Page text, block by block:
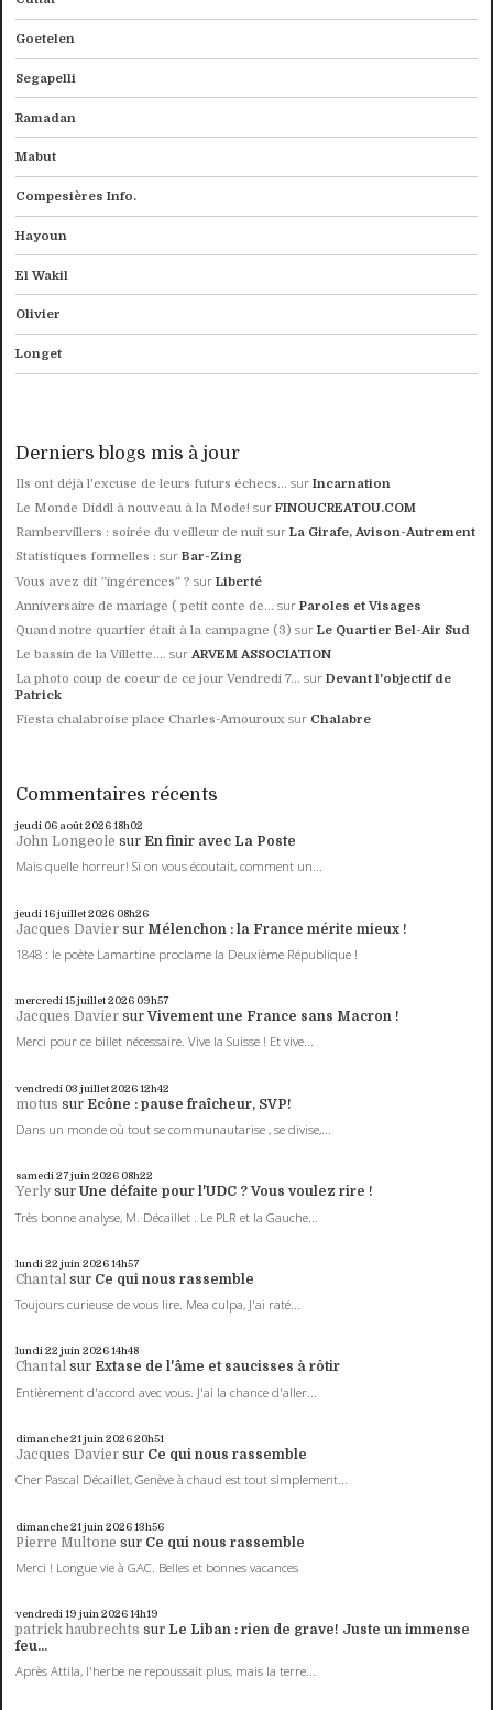
Goetelen
Segapelli
Ramadan
Mabut
Compesières Info.
Hayoun
El Wakil
Olivier
Longet
Derniers blogs mis à jour
Ils ont déjà l'excuse de leurs futurs échecs... surIncarnation
Le Monde Diddl à nouveau à la Mode! surFINOUCREATOU.COM
Rambervillers : soirée du veilleur de nuit surLa Girafe, Avison-Autrement
Statistiques formelles : surBar-Zing
Vous avez dit ”ingérences” ? surLiberté
Anniversaire de mariage ( petit conte de... surParoles et Visages
Quand notre quartier était à la campagne (3) surLe Quartier Bel-Air Sud
Le bassin de la Villette.... sur ARVEM ASSOCIATION
La photo coup de coeur de ce jour Vendredi 7... surDevant l'objectif de
Patrick
Fiesta chalabroise place Charles-Amouroux sur Chalabre
Commentaires récents
jeudi 06 août 202618h02
John Longeole sur En finir avec La Poste
Mais quelle horreur! Si on vous écoutait, comment un...
jeudi 16juillet 2026 08h26
Jacques Davier sur Mélenchon : la France mérite mieux !
1848 : le poète Lamartine proclame la Deuxième République !
mercredi 15juillet 2026 09h57
Jacques Davier surVivement une France sans Macron !
Merci pour ce billet nécessaire. Vive la Suisse ! Et vive...
vendredi 03 juillet 202612h42
motus sur Ecône : pause fraîcheur, SVP!
Dans un monde où tout se communautarise , se divise,...
samedi 27juin 2026 08h22
Yerly surUne défaite pour l'UDC ? Vous voulez rire !
Très bonne analyse, M. Décaillet . Le PLR et la Gauche...
lundi 22 juin 202614h57
Chantal sur Ce qui nous rassemble
Toujours curieuse de vous lire. Mea culpa, J'ai raté...
lundi 22 juin 202614h48
Chantal sur Extase de l'âme et saucisses à rôtir
Entièrement d'accord avec vous. J'ai la chance d'aller...
dimanche 21 juin 202620h51
Jacques Davier sur Ce qui nous rassemble
Cher Pascal Décaillet, Genève à chaud est tout simplement...
dimanche 21 juin 202613h56
Pierre Multone sur Ce qui nous rassemble
Merci ! Longue vie à GAC. Belles et bonnes vacances
vendredi 19 juin 202614h19
patrick haubrechts sur Le Liban : rien de grave! Juste un immense
feu...
Après Attila, l'herbe ne repoussait plus, mais la terre...